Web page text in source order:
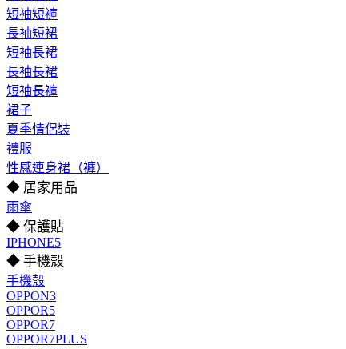
短袖短褲
長袖短裙
短袖長裙
長袖長裙
短袖長褲
裙子
夏季情侶裝
禮服
性感連身裙（褲）
◆ 居家用品
雨傘
◆ 保護貼
IPHONE5
◆ 手機殼
手機殼
OPPON3
OPPOR5
OPPOR7
OPPOR7PLUS